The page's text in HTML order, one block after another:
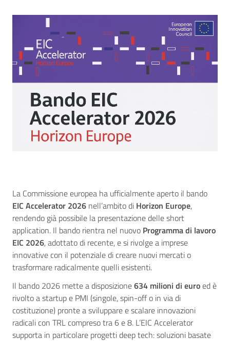
La Commissione europea ha ufficialmente aperto il bando
EIC Accelerator 2026 nell’ambito di Horizon Europe,
rendendo già possibile la presentazione delle short
application. Il bando rientra nel nuovo Programma di lavoro
EIC 2026, adottato di recente, e si rivolge a imprese
innovative con il potenziale di creare nuovi mercati o
trasformare radicalmente quelli esistenti.
Il bando 2026 mette a disposizione634 milioni di euroed è
rivolto a startup e PMI (singole, spin-off o in via di
costituzione) pronte a sviluppare e scalare innovazioni
radicali con TRL compreso tra 6 e 8. L’EIC Accelerator
supporta in particolare progetti deep tech: soluzioni basate